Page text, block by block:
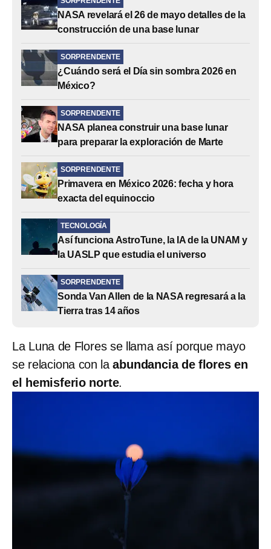
NASA revelará el 26 de mayo detalles de la
construcción de una base lunar
SORPRENDENTE
¿Cuándo será el Día sin sombra 2026 en
México?
SORPRENDENTE
NASA planea construir una base lunar
para preparar la exploración de Marte
SORPRENDENTE
Primavera en México 2026: fecha y hora
exacta del equinoccio
TECNOLOGÍA
Así funciona AstroTune, la IA de la UNAM y
la UASLP que estudia el universo
SORPRENDENTE
Sonda Van Allen de la NASA regresará a la
Tierra tras 14 años
La Luna de Flores se llama así porque mayo
se relaciona con laabundancia de flores en
el hemisferio norte.